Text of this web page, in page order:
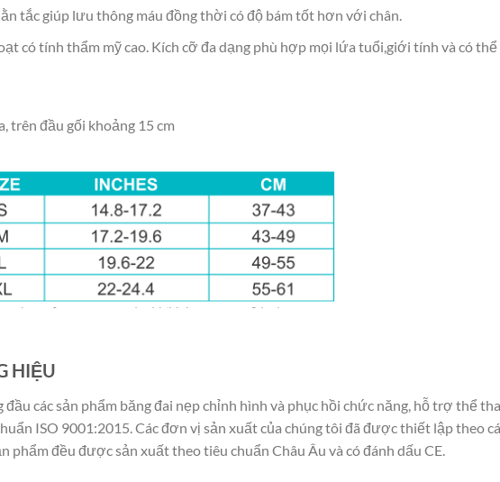
tắc giúp lưu thông máu đồng thời có độ bám tốt hơn với chân.
có tính thẩm mỹ cao. Kích cỡ đa dạng phù hợp mọi lứa tuổi,giới tính và có thể
trên đầu gối khoảng 15 cm
HIỆU
đầu các sản phẩm băng đai nẹp chỉnh hình và phục hồi chức năng, hỗ trợ thể
ISO 9001:2015. Các đơn vị sản xuất của chúng tôi đã được thiết lập theo
phẩm đều được sản xuất theo tiêu chuẩn Châu Âu và có đánh dấu CE.